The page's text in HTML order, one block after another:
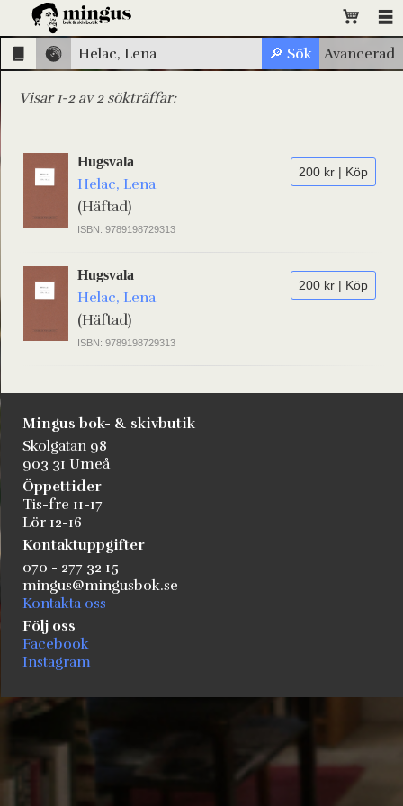
Visar 1-2 av 2 sökträffar:
200 kr | Köp
Hugsvala
Helac, Lena
(Häftad)
ISBN: 9789198729313
200 kr | Köp
Hugsvala
Helac, Lena
(Häftad)
ISBN: 9789198729313
Mingus bok- & skivbutik
Skolgatan 98
903 31 Umeå
Öppettider
Tis-fre 11-17
Lör 12-16
Kontaktuppgifter
070 - 277 32 15
mingus@mingusbok.se
Kontakta oss
Följ oss
Facebook
Instagram